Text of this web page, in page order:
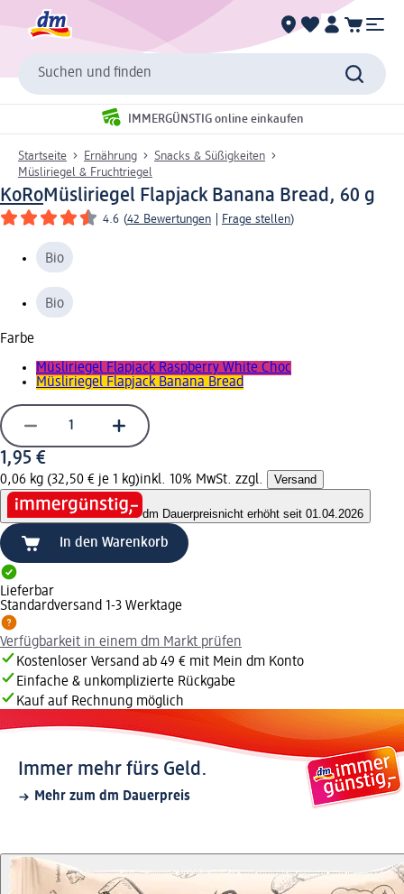
Suchen und finden
IMMERGÜNSTIG online einkaufen
Startseite Ernährung
Snacks & Süßigkeiten
Müsliriegel & Fruchtriegel
KoRoMüsliriegel Flapjack Banana Bread, 60 g
4.6 (42 Bewertungen Frage stellen)
Bio
Bio
Farbe
Müsliriegel Flapjack Raspberry White Choc
Müsliriegel Flapjack Banana Bread
1,95 €
0,06 kg (32,50 € je 1 kg)inkl. 10% MwSt. zzgl. Versand
dm Dauerpreisnicht erhöht seit 01.04.2026
In den Warenkorb
Lieferbar
Standardversand 1-3 Werktage
Verfügbarkeit in einem dm Markt prüfen
Kostenloser Versand ab 49 € mit Mein dm Konto
Einfache & unkomplizierte Rückgabe
Kauf auf Rechnung möglich
Immer mehr fürs Geld.
Mehr zum dm Dauerpreis